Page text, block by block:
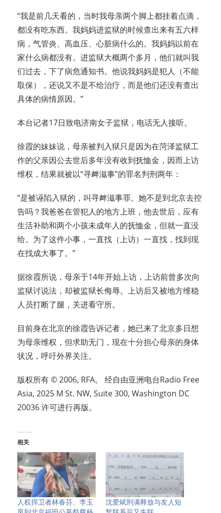
“我是前几天看的，当时我母亲两个脚上都挂着点滴，
都没有吃东西。我妈妈进监狱的时候查出来有五六样
病，气管炎、高血压、心脏病什么的。我妈妈以前在
家什么病都没有。进监狱大概两个多月，他们就叫我
们过去，下了病危通知书。他说我妈妈是犯人（不能
取保），还说又不是不给治疗，而是他们还没有查出
具体的病情原因。”
本台记者17日致电济南女子监狱，电话无人接听。
徐霞的妹妹说，母亲被判入狱只是因为在菏泽监狱工
作的父亲因公去世后多年没有收到抚恤金，因而上访
维权，结果就被以“寻衅滋事”的罪名判刑两年：
“是被诬陷入狱的，叫寻衅滋事罪。她不是到北京去控
告吗？我爸爸在管犯人的地方上班，他去世后，应有
生活补助和两个小孩未成年人的抚恤金，但就一直没
给。为了这件小事，一直找（上访）一直找，找到现
在找成大事了。”
据徐霞所说，母亲于14年开始上访，上访前曾多次向
监狱讨说法，却被监狱长侮辱。上访后又被地方维稳
人员打断了腿，关进看守所。
目前身在北京的徐霞告诉记者，她已来了北京多日想
为母亲维权，但求助无门，现在十分担心母亲的身体
状况，呼吁外界关注。
版权所有 © 2006, RFA。 经自由亚洲电台Radio Free
Asia, 2025 M St. NW, Suite 300, Washington DC
20036 许可进行再版。
相关
人权捍卫者林春芬、李玉
沈爱斌刑满释放与友人短